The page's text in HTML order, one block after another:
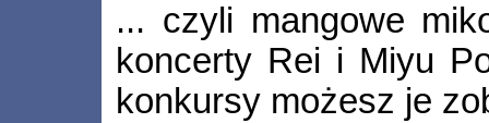
... czyli mangowe
koncerty Rei i Miyu
konkursy możesz je